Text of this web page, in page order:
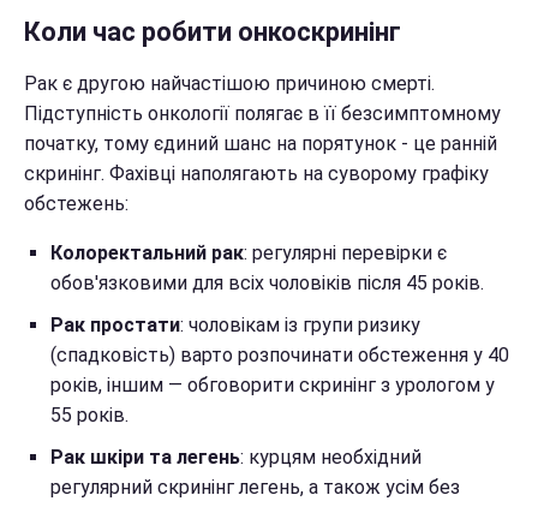
Коли час робити онкоскринінг
Рак є другою найчастішою причиною смерті.
Підступність онкології полягає в її безсимптомному
початку, тому єдиний шанс на порятунок - це ранній
скринінг. Фахівці наполягають на суворому графіку
обстежень:
Колоректальний рак: регулярні перевірки є
обов'язковими для всіх чоловіків після 45 років.
Рак простати: чоловікам із групи ризику
(спадковість) варто розпочинати обстеження у 40
років, іншим — обговорити скринінг з урологом у
55 років.
Рак шкіри та легень: курцям необхідний
регулярний скринінг легень, а також усім без